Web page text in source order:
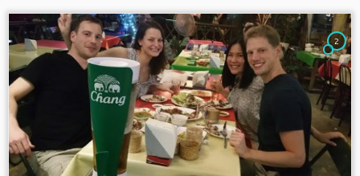
2